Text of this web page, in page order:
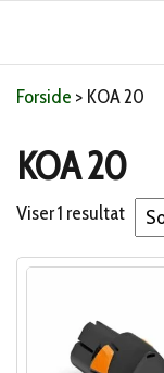
Forside > KOA 20
KOA 20
Viser 1 resultat